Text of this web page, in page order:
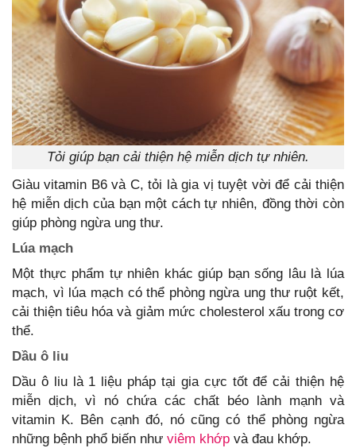
Tỏi giúp bạn cải thiện hệ miễn dịch tự nhiên.
Giàu vitamin B6 và C, tỏi là gia vị tuyệt vời để cải thiện
hệ miễn dịch của bạn một cách tự nhiên, đồng thời còn
giúp phòng ngừa ung thư.
Lúa mạch
Một thực phẩm tự nhiên khác giúp bạn sống lâu là lúa
mạch, vì lúa mạch có thể phòng ngừa ung thư ruột kết,
cải thiện tiêu hóa và giảm mức cholesterol xấu trong cơ
thể.
Dầu ô liu
Dầu ô liu là 1 liệu pháp tại gia cực tốt để cải thiện hệ
miễn dịch, vì nó chứa các chất béo lành mạnh và
vitamin K. Bên cạnh đó, nó cũng có thể phòng ngừa
những bệnh phổ biến như viêm khớp và đau khớp.